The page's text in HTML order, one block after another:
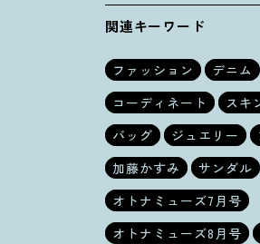
関連キーワード
ファッション デニム
コーディネート
スキ
バッグ
ジュエリー
加藤かすみ
サンダル
オトナミューズ7月号
オトナミューズ8月号